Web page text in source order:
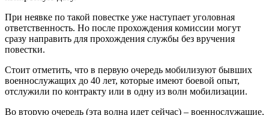
При неявке по такой повестке уже наступает уголовная
ответственность. Но после прохождения комиссии могут
сразу направить для прохождения службы без вручения
повестки.
Стоит отметить, что в первую очередь мобилизуют бывших
военнослужащих до 40 лет, которые имеют боевой опыт,
отслужили по контракту или в одну из волн мобилизации.
Во вторую очередь (эта волна идет сейчас) – военнослужащие,